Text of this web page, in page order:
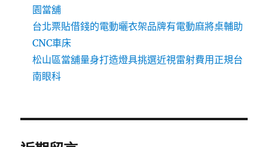
園當舖
台北票貼借錢的電動曬衣架品牌有電動麻將桌輔助
CNC車床
松山區當舖量身打造燈具挑選近視雷射費用正規台
南眼科